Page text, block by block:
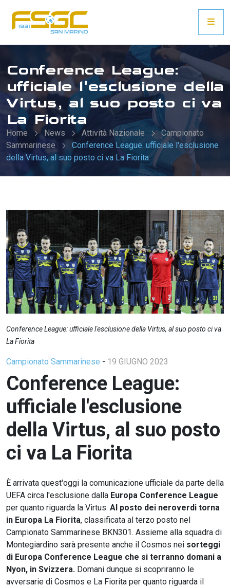
Conference League:
ufficiale l'esclusione della
Virtus, al suo posto ci va
La Fiorita
Home News Attività Nazionale
Campionato
Sammarinese
Conference League: ufficiale l'esclusione
della Virtus, al suo posto ci va La Fiorita
Conference League: ufficiale l'esclusione della Virtus, al suo posto ci va
La Fiorita
Campionato Sammarinese - 19 GIUGNO 2023
Conference League:
ufficiale l'esclusione
della Virtus, al suo posto
ci va La Fiorita
È arrivata quest'oggi la comunicazione ufficiale da parte della
UEFA circa l'esclusione dalla Europa Conference League
per quanto riguarda la Virtus. Al posto dei neroverdi torna
in Europa La Fiorita, classificata al terzo posto nel
Campionato Sammarinese BKN301. Assieme alla squadra di
Montegiardino sarà presente anche il Cosmos nei sorteggi
di Europa Conference League che si terranno domani a
Nyon, in Svizzera. Domani dunque si scopriranno le
avversarie di Cosmos e La Fiorita per quanto riguarda il